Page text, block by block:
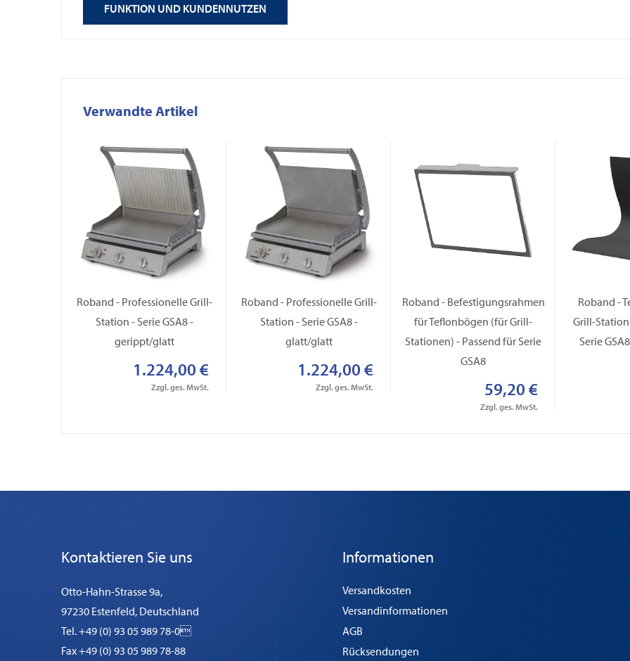
FUNKTION UND KUNDENNUTZEN
Verwandte Artikel
Roband - Professionelle Grill-
Station - Serie GSA8 -
gerippt/glatt
1.224,00 €
Zzgl. ges. MwSt.
Roband - Professionelle Grill-
Station - Serie GSA8 -
glatt/glatt
1.224,00 €
Zzgl. ges. MwSt.
Roband - Befestigungsrahmen
für Teflonbögen (für Grill-
Stationen) - Passend für Serie
GSA8
59,20 €
Zzgl. ges. MwSt.
Roband -
Grill-
Serie
Kontaktieren Sie uns
Otto-Hahn-Strasse 9a,
97230 Estenfeld, Deutschland
Tel. +49 (0) 93 05 989 78-0
Fax +49 (0) 93 05 989 78-88
Informationen
Versandkosten
Versandinformationen
AGB
Rücksendungen